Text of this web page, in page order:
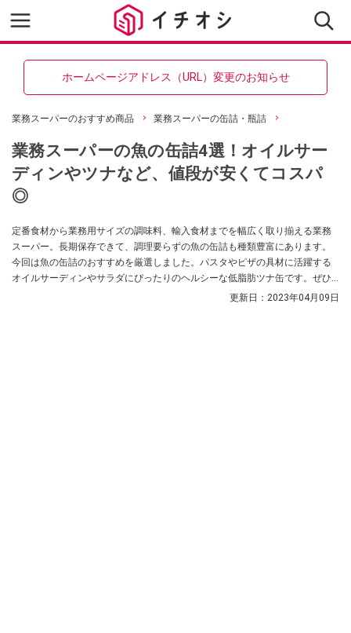
ホームページアドレス（URL）変更のお知らせ
業務スーパーのおすすめ商品 業務スーパーの缶詰・瓶詰
業務スーパーの魚の缶詰4選！オイルサー
ディンやツナなど、値段が安くてコスパ
◎
定番食材から業務用サイズの調味料、輸入食材までを幅広く取り揃える業務
スーパー。長期保存できて、調理要らずの魚の缶詰も種類豊富にあります。
今回は魚の缶詰のおすすめを厳選しました。パスタやピザの具材に活躍する
オイルサーディンやサラダにぴったりのヘルシーな低脂肪ツナ缶です。ぜひ
更新日： 2023年04月09日